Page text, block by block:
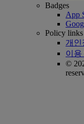
Badges
App
Policy links
개인
이용
©